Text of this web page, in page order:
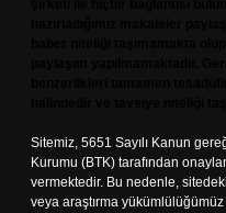
Sitemiz, 5651 Sayılı Kanun
Kurumu (BTK) tarafından
vermektedir. Bu nedenle,
veya araştırma